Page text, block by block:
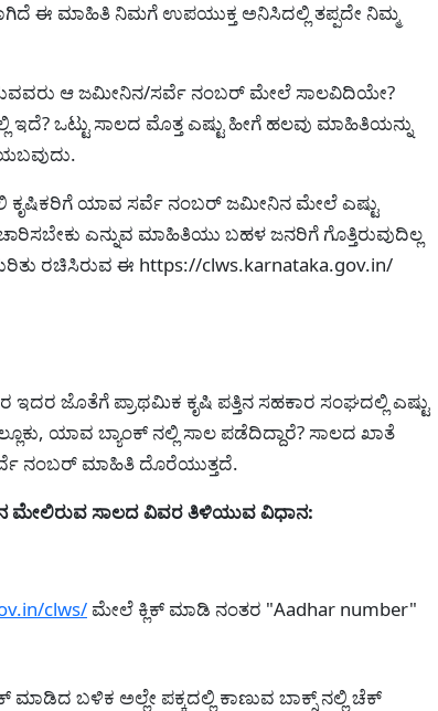
ಈ ಮಾಹಿತಿ ನಿಮಗೆ ಉಪಯುಕ್ತ ಅನಿಸಿದಲ್ಲಿ ತಪ್ಪದೇ ನಿಮ್ಮ
ಆ ಜಮೀನಿನ/ಸರ್ವೆ ನಂಬರ್ ಮೇಲೆ ಸಾಲವಿದಿಯೇ?
ಇದೆ? ಒಟ್ಟು ಸಾಲದ ಮೊತ್ತ ಎಷ್ಟು ಹೀಗೆ ಹಲವು ಮಾಹಿತಿಯನ್ನು
ಕೃಷಿಕರಿಗೆ ಯಾವ ಸರ್ವೆ ನಂಬರ್ ಜಮೀನಿನ ಮೇಲೆ ಎಷ್ಟು
ಎನ್ನುವ ಮಾಹಿತಿಯು ಬಹಳ ಜನರಿಗೆ ಗೊತ್ತಿರುವುದಿಲ್ಲ
ರಚಿಸಿರುವ ಈ https://clws.karnataka.gov.in/
ಇದರ ಜೊತೆಗೆ ಪ್ರಾಥಮಿಕ ಕೃಷಿ ಪತ್ತಿನ ಸಹಕಾರ ಸಂಘದಲ್ಲಿ ಎಷ್ಟು
ಯಾವ ಬ್ಯಾಂಕ್ ನಲ್ಲಿ ಸಾಲ ಪಡೆದಿದ್ದಾರೆ? ಸಾಲದ ಖಾತೆ
ನಂಬರ್ ಮಾಹಿತಿ ದೊರೆಯುತ್ತದೆ.
ಮೇಲಿರುವ ಸಾಲದ ವಿವರ ತಿಳಿಯುವ ವಿಧಾನ:
clws/ ಮೇಲೆ ಕ್ಲಿಕ್ ಮಾಡಿ ನಂತರ "Aadhar number"
ಬಳಿಕ ಅಲ್ಲೇ ಪಕ್ಕದಲ್ಲಿ ಕಾಣುವ ಬಾಕ್ಸ್ ನಲ್ಲಿ ಚೆಕ್